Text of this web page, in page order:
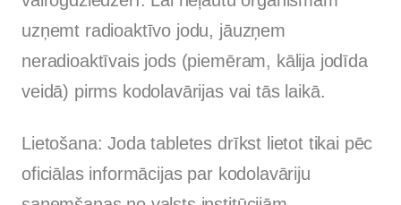
uzņemt radioaktīvo jodu, jāuzņem
neradioaktīvais jods (piemēram, kālija jodīda
veidā) pirms kodolavārijas vai tās laikā.
Lietošana: Joda tabletes drīkst lietot tikai pēc
oficiālas informācijas par kodolavāriju